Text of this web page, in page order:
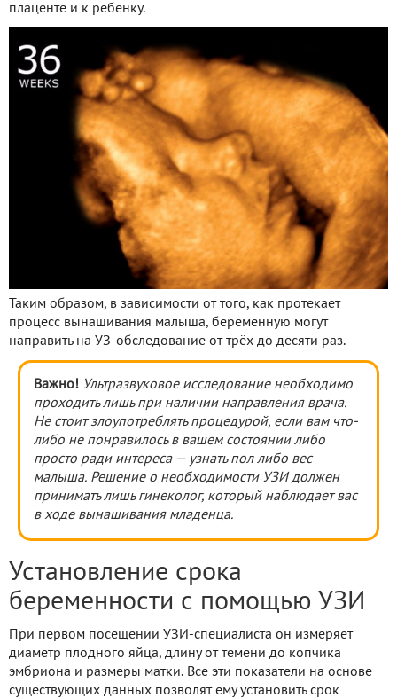
плаценте и к ребенку.
Таким образом, в зависимости от того, как протекает
процесс вынашивания малыша, беременную могут
направить на УЗ-обследование от трёх до десяти раз.
Важно! Ультразвуковое исследование необходимо
проходить лишь при наличии направления врача.
Не стоит злоупотреблять процедурой, если вам что-
либо не понравилось в вашем состоянии либо
просто ради интереса — узнать пол либо вес
малыша. Решение о необходимости УЗИ должен
принимать лишь гинеколог, который наблюдает вас
в ходе вынашивания младенца.
Установление срока
беременности с помощью УЗИ
При первом посещении УЗИ-специалиста он измеряет
диаметр плодного яйца, длину от темени до копчика
эмбриона и размеры матки. Все эти показатели на основе
существующих данных позволят ему установить срок